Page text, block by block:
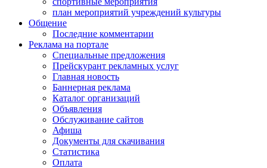
план мероприятий учреждений культуры
Общение
Последние комментарии
Реклама на портале
Специальные предложения
Прейскурант рекламных услуг
Главная новость
Баннерная реклама
Каталог организаций
Объявления
Обслуживание сайтов
Афиша
Документы для скачивания
Статистика
Оплата